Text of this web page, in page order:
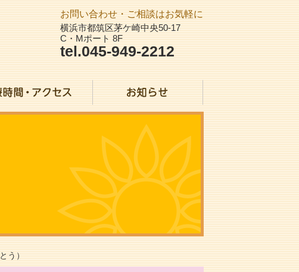
お問い合わせ・ご相談はお気軽に
横浜市都筑区茅ケ崎中央50-17
C・Mポート 8F
tel.045-949-2212
う）